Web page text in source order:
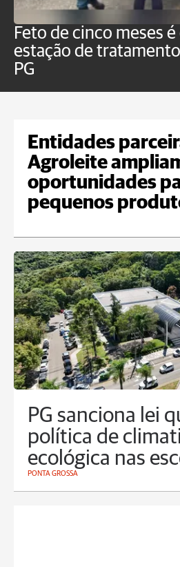
Feto de cinco meses
estação de
PG
Entidades
Agroleite
oportunidades
pequenos
PG sanciona lei
política de
ecológica nas
PONTA GROSSA